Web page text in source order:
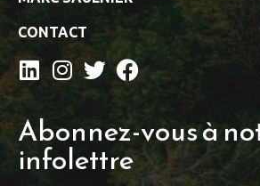
CONTACT
Abonnez-vous à
infolettre